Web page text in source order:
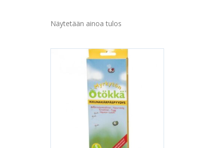
Näytetään ainoa tulos